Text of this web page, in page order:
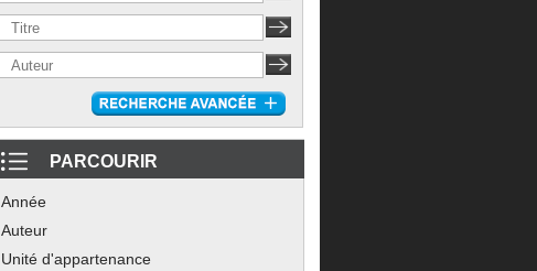
PARCOURIR
Année
Auteur
Unité d'appartenance